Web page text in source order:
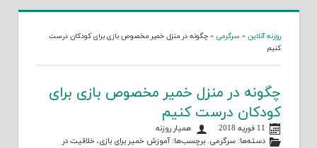
روزنه آنلاین » سرگرمی » چگونه در منزل خمیر مخصوص بازی برای کودکان درست
کنیم
چگونه در منزل خمیر مخصوص بازی برای
کودکان درست کنیم
11 فوریه 2018
همیار روزنه
دسته‌ها:سرگرمی. برچسب‌ها:آموزش خمیر برای بازی،خلاقیت در